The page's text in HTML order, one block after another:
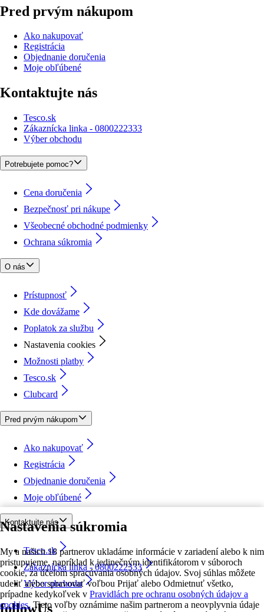
Nastavenia súkromia
My a našich 18 partnerov ukladáme informácie v zariadení alebo k nim
pristupujeme, napríklad k jedinečným identifikátorom v súboroch
cookie, za účelom spracúvania osobných údajov. Svoj súhlas môžete
udeliť alebo spravovať voľbou Prijať alebo Odmietnuť všetko,
prípadne kedykoľvek v Pravidlách pre ochranu osobných údajov a
cookies. Tieto voľby oznámime našim partnerom a neovplyvnia údaje
Pred prvým nákupom
Ako nakupovať
Registrácia
Objednanie doručenia
Moje obľúbené
Kontaktujte nás
Tesco.sk
Zákaznícka linka - 0800222333
Výber obchodu
Potrebujete pomoc?
Cena doručenia
Bezpečnosť pri nákupe
Všeobecné obchodné podmienky
Ochrana súkromia
O nás
Prístupnosť
Kde dovážame
Poplatok za službu
Nastavenia cookies
Možnosti platby
Tesco.sk
Clubcard
Pred prvým nákupom
Ako nakupovať
Registrácia
Objednanie doručenia
Moje obľúbené
Kontaktujte nás
Tesco.sk
Zákaznícka linka - 0800222333
Výber obchodu
followUs